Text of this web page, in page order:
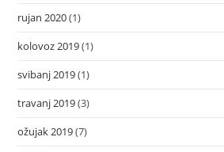
rujan 2020(1)
kolovoz 2019(1)
svibanj 2019(1)
travanj 2019(3)
ožujak 2019(7)